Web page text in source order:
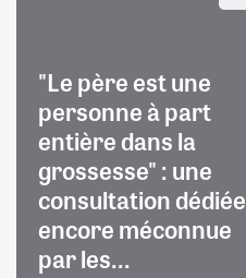
"Le père est une
personne à part
entière dans la
grossesse" : une
consultation dédiée
encore méconnue
par les...